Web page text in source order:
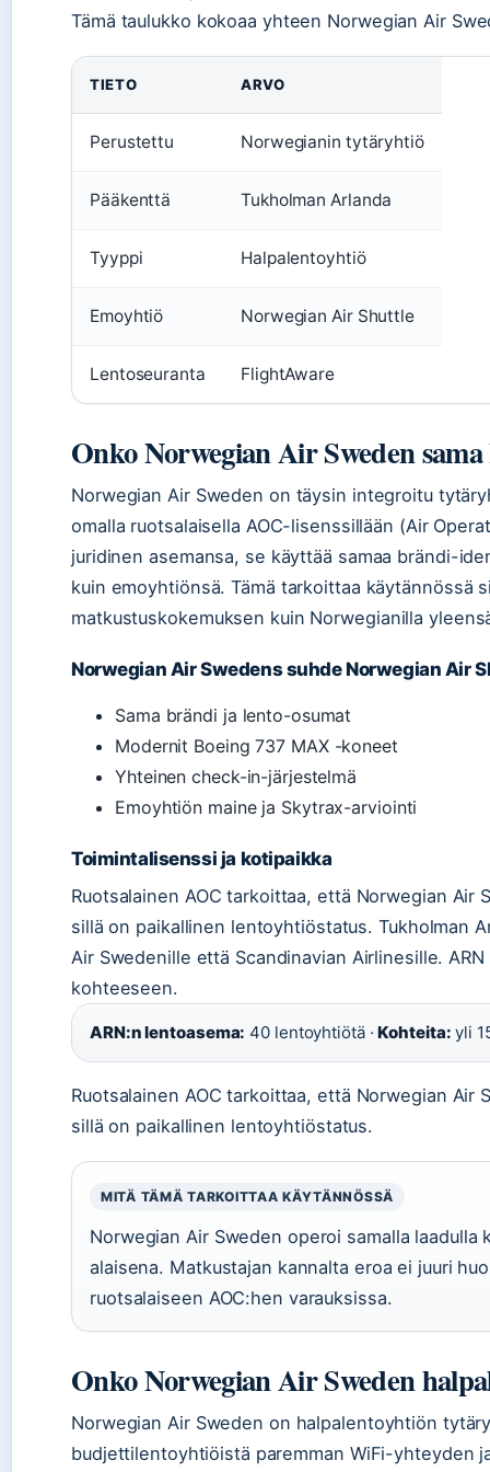
Tämä taulukko kokoaa yhteen Norwegian Air
TIETO ARVO
Perustettu Norwegianin tytäryhtiö
Pääkenttä Tukholman Arlanda
Tyyppi Halpalentoyhtiö
Emoyhtiö Norwegian Air Shuttle
Lentoseuranta FlightAware
Onko Norwegian Air Sweden
Norwegian Air Sweden on täysin integroitu
omalla ruotsalaisella AOC-lisenssillään (Air
juridinen asemansa, se käyttää samaa brändi-
kuin emoyhtiönsä. Tämä tarkoittaa käytännössä
matkustuskokemuksen kuin Norwegianilla
Norwegian Air Swedens suhde Norwegian Air
Sama brändi ja lento-osumat
Modernit Boeing 737 MAX -koneet
Yhteinen check-in-järjestelmä
Emoyhtiön maine ja Skytrax-arviointi
Toimintalisenssi ja kotipaikka
Ruotsalainen AOC tarkoittaa, että Norwegian
sillä on paikallinen lentoyhtiöstatus. Tukholman
Air Swedenille että Scandinavian Airlinesille.
kohteeseen.
ARN:n lentoasema: 40 lentoyhtiötä ·Kohteita: yli
Ruotsalainen AOC tarkoittaa, että Norwegian
sillä on paikallinen lentoyhtiöstatus.
MITÄ TÄMÄ TARKOITTAA KÄYTÄNNÖSSÄ
Norwegian Air Sweden operoi samalla
alaisena. Matkustajan kannalta eroa ei juuri
ruotsalaiseen AOC:hen varauksissa.
Onko Norwegian Air Sweden
Norwegian Air Sweden on halpalentoyhtiön
budjettilentoyhtiöistä paremman WiFi-yhteyden